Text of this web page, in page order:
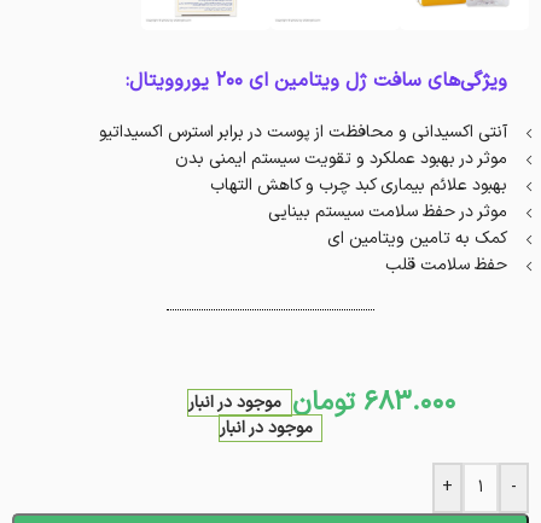
ویژگی‌های سافت ژل ویتامین ای 200 یوروویتال:
آنتی اکسیدانی و محافظت از پوست در برابر استرس اکسیداتیو
موثر در بهبود عملکرد و تقویت سیستم ایمنی بدن
بهبود علائم بیماری کبد چرب و کاهش التهاب
موثر در حفظ سلامت سیستم بینایی
کمک به تامین ویتامین ای
حفظ سلامت قلب
683.000 تومان موجود در انبار
موجود در انبار
-
+